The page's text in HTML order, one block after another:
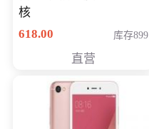
核
618.00
库存899
直营